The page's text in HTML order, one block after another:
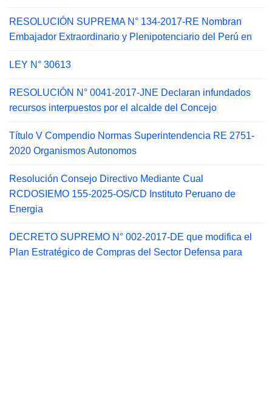
RESOLUCIÓN SUPREMA N° 134-2017-RE Nombran
Embajador Extraordinario y Plenipotenciario del Perú en
LEY N° 30613
RESOLUCIÓN N° 0041-2017-JNE Declaran infundados
recursos interpuestos por el alcalde del Concejo
Título V Compendio Normas Superintendencia RE 2751-
2020 Organismos Autonomos
Resolución Consejo Directivo Mediante Cual
RCDOSIEMO 155-2025-OS/CD Instituto Peruano de
Energia
DECRETO SUPREMO N° 002-2017-DE que modifica el
Plan Estratégico de Compras del Sector Defensa para